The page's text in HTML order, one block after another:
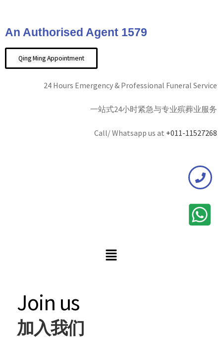
An Authorised Agent 1579
Qing Ming Appointment
24 Hours Emergency & Professional Funeral Service
一站式24小时紧急与专业殡葬业服务
Call/ Whatsapp us at +011-11527268
Join us
加入我们